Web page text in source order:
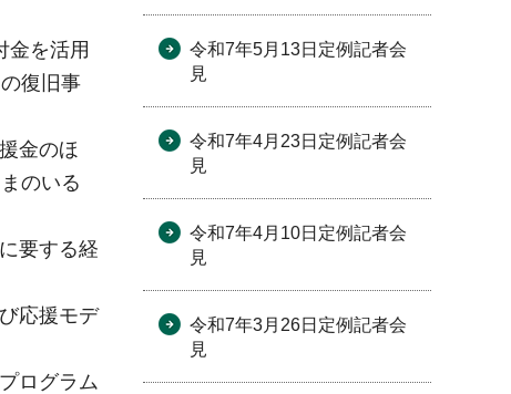
金を活用
復旧事
金のほ
のいる
要する経
応援モデ
ログラム
令和7年5月13日定例記者会
見
令和7年4月23日定例記者会
見
令和7年4月10日定例記者会
見
令和7年3月26日定例記者会
見